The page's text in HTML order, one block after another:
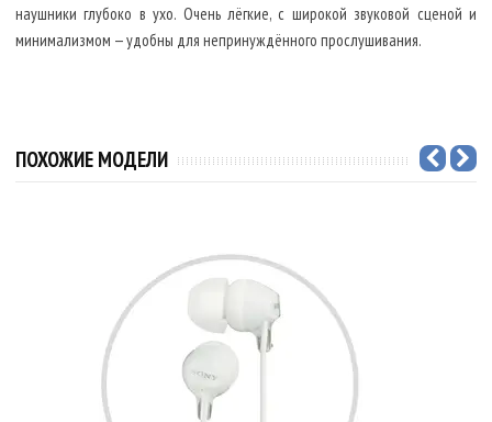
наушники глубоко в ухо. Очень лёгкие, с широкой звуковой сценой и
минимализмом — удобны для непринуждённого прослушивания.
ПОХОЖИЕ МОДЕЛИ